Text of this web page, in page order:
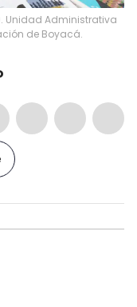
Unidad Administrativa
de Boyacá.